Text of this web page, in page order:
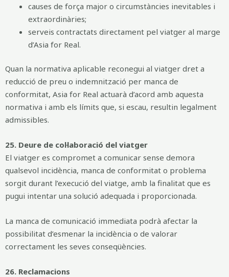
causes de força major o circumstàncies inevitables i
extraordinàries;
serveis contractats directament pel viatger al marge
d’Asia for Real.
Quan la normativa aplicable reconegui al viatger dret a
reducció de preu o indemnització per manca de
conformitat, Asia for Real actuarà d’acord amb aquesta
normativa i amb els límits que, si escau, resultin legalment
admissibles.
25. Deure de col·laboració del viatger
El viatger es compromet a comunicar sense demora
qualsevol incidència, manca de conformitat o problema
sorgit durant l’execució del viatge, amb la finalitat que es
pugui intentar una solució adequada i proporcionada.
La manca de comunicació immediata podrà afectar la
possibilitat d’esmenar la incidència o de valorar
correctament les seves conseqüències.
26. Reclamacions